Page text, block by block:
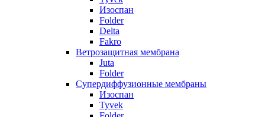
Изоспан
Folder
Delta
Fakro
Ветрозащитная мембрана
Juta
Folder
Супердиффузионные мембраны
Изоспан
Tyvek